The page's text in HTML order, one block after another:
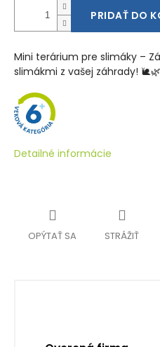
PRIDAŤ DO
Mini terárium pre slimáky –
slimákmi z vašej záhrady! 🐌🌿
Detailné informácie
OPÝTAŤ SA STRÁŽIŤ